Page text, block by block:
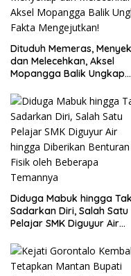
Dituduh Memeras,
dan Melecehkan, Aksel
Mopangga Balik Ungkap
Diduga Mabuk hingga Tak
Sadarkan Diri, Salah Satu
Pelajar SMK Diguyur Air
Fisik oleh Beberapa
Temannya